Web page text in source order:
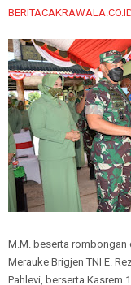
M.M. beserta rombongan
Merauke Brigjen TNI E.
Pahlevi, berserta Kasrem